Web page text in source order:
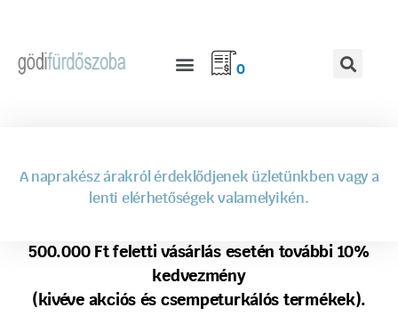
0
A naprakész árakról érdeklődjenek üzletünkben vagy a
lenti elérhetőségek valamelyikén.
500.000 Ft feletti vásárlás esetén további 10%
kedvezmény
(kivéve akciós és csempeturkálós termékek).